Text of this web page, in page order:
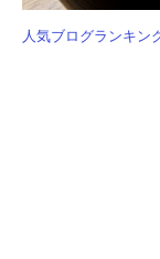
人気ブログランキン